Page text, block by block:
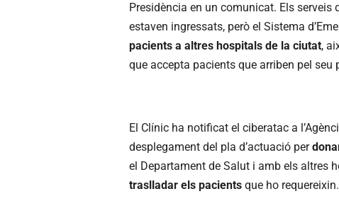
Presidència en un comunicat. Els serveis
estaven ingressats, però el Sistema
pacients a altres hospitals de la ciutat,
que accepta pacients que arriben pel seu
El Clínic ha notificat el ciberatac a
desplegament del pla d’actuació per
el Departament de Salut i amb els altres
traslladar els pacients que ho requereixin.